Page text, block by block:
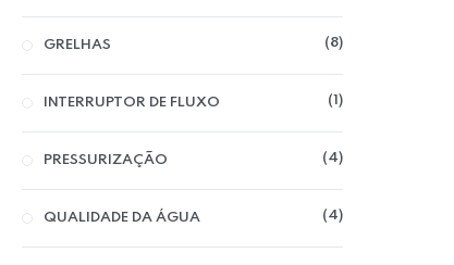
GRELHAS 8
INTERRUPTOR DE FLUXO 1
PRESSURIZAÇÃO 4
QUALIDADE DA ÁGUA 4